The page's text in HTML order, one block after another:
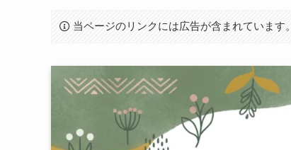
当ページのリンクには広告が含まれています。